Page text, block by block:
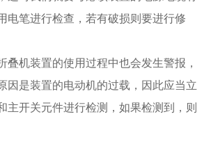
电笔进行检查，若有破损则要进行修
叠机装置的使用过程中也会发生警报，
因是装置的电动机的过载，因此应当立
主开关元件进行检测，如果检测到，则